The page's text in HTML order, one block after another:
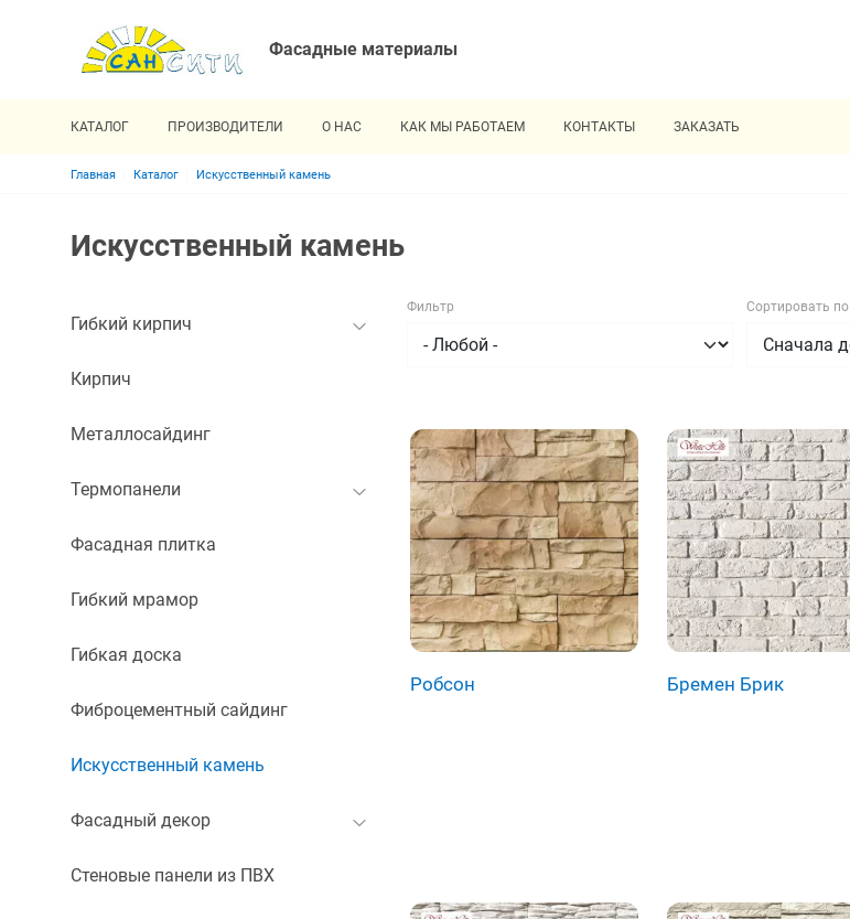
Фасадные материалы
КАТАЛОГ ПРОИЗВОДИТЕЛИ О НАС КАК МЫ РАБОТАЕМ КОНТАКТЫ ЗАКАЗАТЬ
Строка навигации
Главная Каталог Искусственный камень
Искусственный камень
Гибкий кирпич
Кирпич
Металлосайдинг
Термопанели
Фасадная плитка
Гибкий мрамор
Гибкая доска
Фиброцементный сайдинг
Искусственный камень
Фасадный декор
Стеновые панели из ПВХ
Фильтр Сортировать по
Робсон Бремен Брик